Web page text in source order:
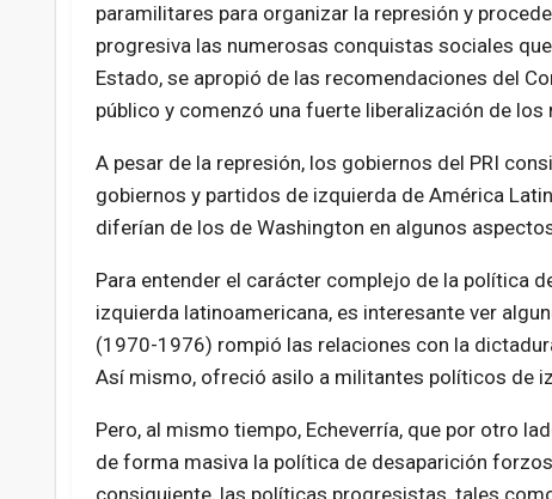
paramilitares para organizar la represión y
progresiva las numerosas conquistas sociales
Estado, se apropió de las recomendaciones del
público y comenzó una fuerte liberalización de
A pesar de la represión, los gobiernos del PRI
gobiernos y partidos de izquierda de América
diferían de los de Washington en algunos
Para entender el carácter complejo de la política
izquierda latinoamericana, es interesante ver
(1970-1976) rompió las relaciones con la
Así mismo, ofreció asilo a militantes políticos de
Pero, al mismo tiempo, Echeverría, que por otro
de forma masiva la política de desaparición